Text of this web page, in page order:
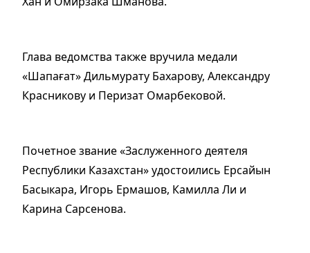
Глава ведомства также вручила медали
«Шапағат» Дильмурату Бахарову, Александру
Красникову и Перизат Омарбековой.
Почетное звание «Заслуженного деятеля
Республики Казахстан» удостоились Ерсайын
Басыкара, Игорь Ермашов, Камилла Ли и
Карина Сарсенова.